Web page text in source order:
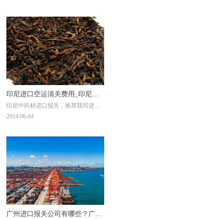
印尼进口空运清关费用_印尼中
药材进口报关资料
印尼中药材进口报关，推荐我司进贸
通，在全国有10家分公司，覆盖了上
队为您打造药材进口报关方案，提供
一条龙国际运输清关物流服务。下面
为您介绍印尼进口空运清关费用，还
有印尼中药材进口报关资料。如果您
有中药材进口报关需求，欢迎在线联
系客服或拨打电话400-662-6939。
2024-06-04
广州进口报关公司有哪些？广州